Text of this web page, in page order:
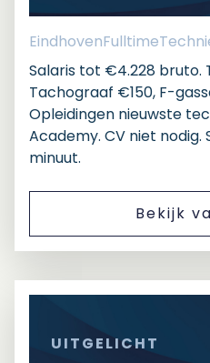
EindhovenFulltime
Salaris tot €4.228 bruto.
Tachograaf €150, F-
Opleidingen nieuwste
Academy. CV niet nodig.
minuut.
Bekijk
UITGELICHT